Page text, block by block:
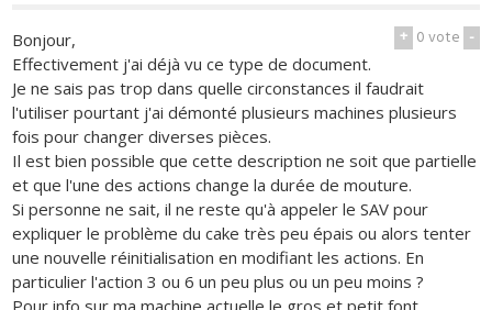
+ 0vote -
Bonjour,
Effectivement j'ai déjà vu ce type de document.
Je ne sais pas trop dans quelle circonstances il faudrait
l'utiliser pourtant j'ai démonté plusieurs machines plusieurs
fois pour changer diverses pièces.
Il est bien possible que cette description ne soit que partielle
et que l'une des actions change la durée de mouture.
Si personne ne sait, il ne reste qu'à appeler le SAV pour
expliquer le problème du cake très peu épais ou alors tenter
une nouvelle réinitialisation en modifiant les actions. En
particulier l'action 3 ou 6 un peu plus ou un peu moins ?